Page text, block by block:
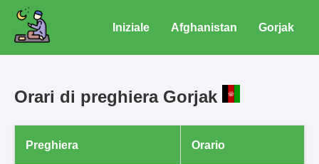
Iniziale Afghanistan Gorjak
Orari di preghiera Gorjak
Preghiera Orario